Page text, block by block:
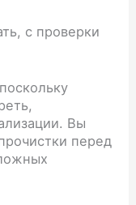
с проверки
Вы
перед